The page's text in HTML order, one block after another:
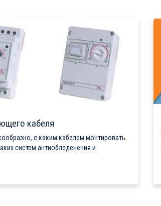
кабеля
с каким кабелем монтировать.
систем антиобледенения и